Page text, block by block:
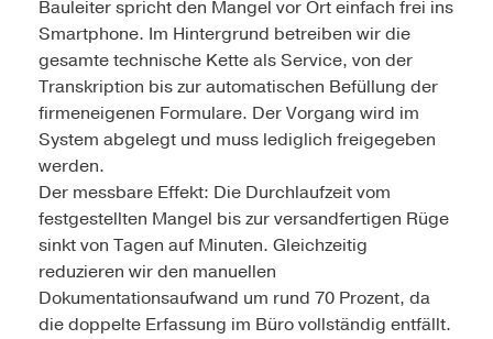
Bauleiter spricht den Mangel vor Ort einfach frei ins
Smartphone. Im Hintergrund betreiben wir die
gesamte technische Kette als Service, von der
Transkription bis zur automatischen Befüllung der
firmeneigenen Formulare. Der Vorgang wird im
System abgelegt und muss lediglich freigegeben
werden.
Der messbare Effekt: Die Durchlaufzeit vom
festgestellten Mangel bis zur versandfertigen Rüge
sinkt von Tagen auf Minuten. Gleichzeitig
reduzieren wir den manuellen
Dokumentationsaufwand um rund 70 Prozent, da
die doppelte Erfassung im Büro vollständig entfällt.